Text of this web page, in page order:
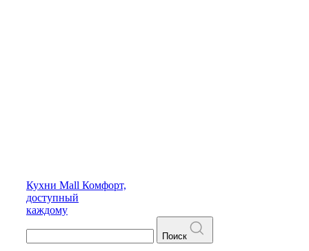
Кухни Mall Комфорт,
доступный
каждому
Поиск